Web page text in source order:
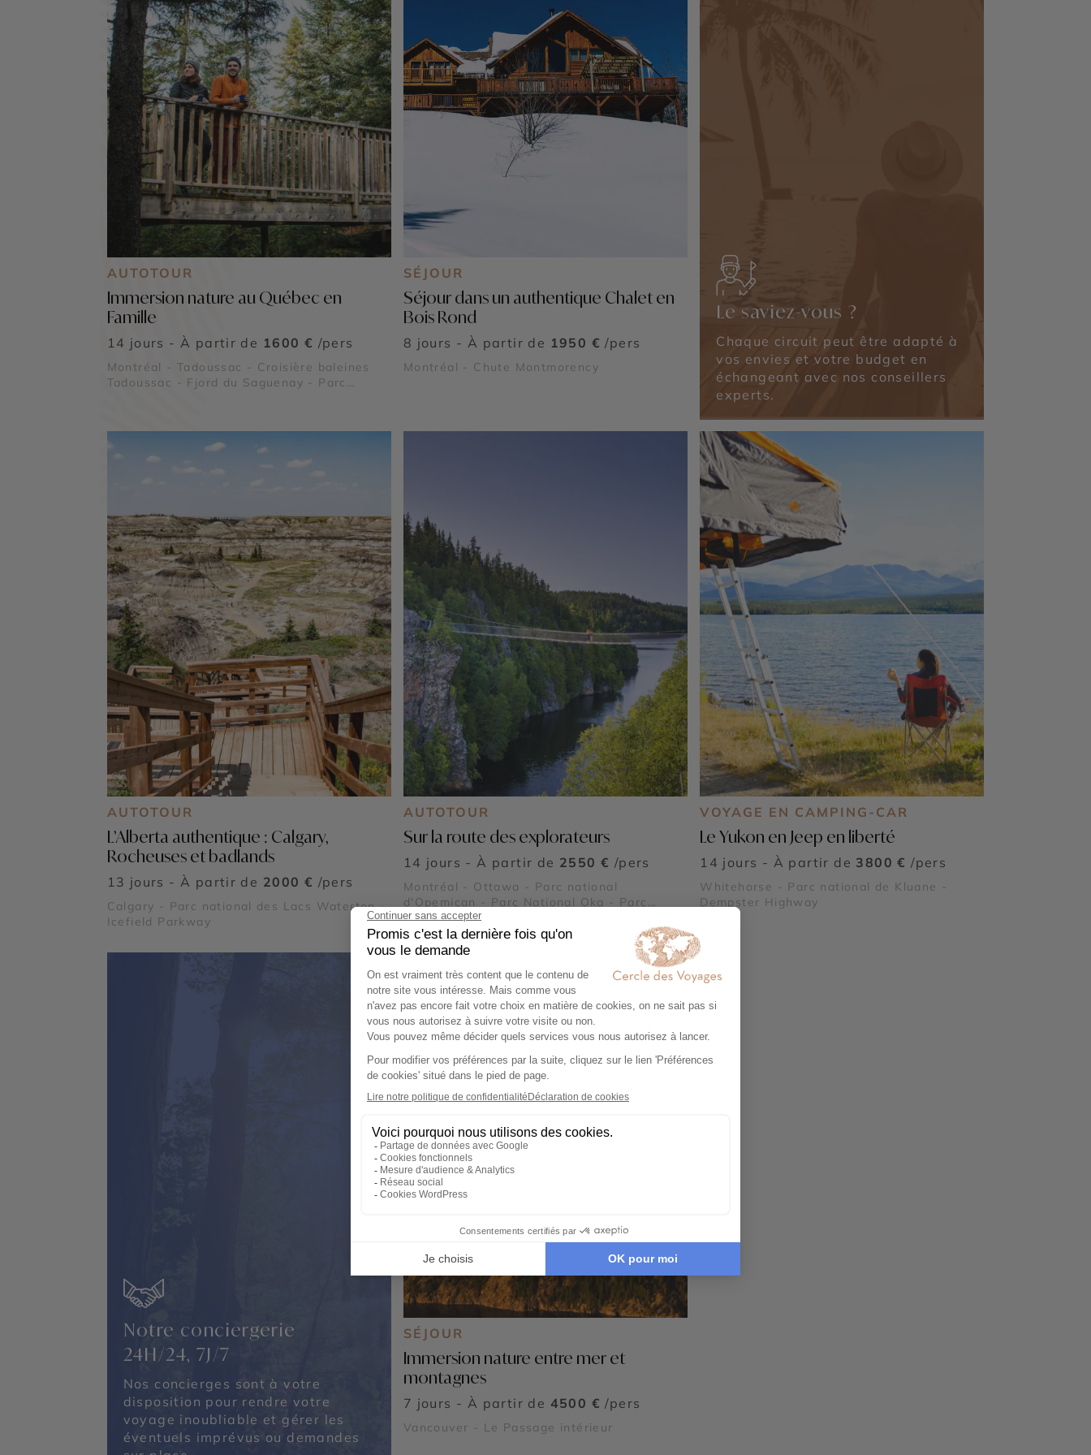
AUTOTOUR
Immersion nature au Québec en
Famille
14 jours - À partir de 1600 € /pers
Montréal - Tadoussac - Croisière baleines
Tadoussac - Fjord du Saguenay - Parc
Coudres - Parc national des Hautes Gorges
de la Rivière Malbaie - Parc national des
Grands Jardins - Reserve Faunique
Montmorency
SÉJOUR
Séjour dans un authentique Chalet en
Bois Rond
8 jours - À partir de 1950 € /pers
Montréal - Chute Montmorency
Le saviez-vous ?
Chaque circuit peut être adapté à
vos envies et votre budget en
échangeant avec nos conseillers
experts.
AUTOTOUR
L’Alberta authentique : Calgary,
Rocheuses et badlands
13 jours - À partir de 2000 € /pers
Calgary - Parc national des Lacs Waterton -
Icefield Parkway
AUTOTOUR
Sur la route des explorateurs
14 jours - À partir de 2550 € /pers
Montréal - Ottawa - Parc national
d'Opemican - Parc National Oka - Parc
régional de la Montagne du Diable - Parc
national d'Aiguebelle - Parc régional Kiamika
- Réserve Faunique Papineau Labelle
VOYAGE EN CAMPING-CAR
Le Yukon en Jeep en liberté
14 jours - À partir de 3800 € /pers
Whitehorse - Parc national de Kluane -
Dempster Highway
Notre conciergerie
24H/24, 7J/7
Nos concierges sont à votre
disposition pour rendre votre
voyage inoubliable et gérer les
éventuels imprévus ou demandes
SÉJOUR
Immersion nature entre mer et
montagnes
7 jours - À partir de 4500 € /pers
Vancouver - Le Passage intérieur